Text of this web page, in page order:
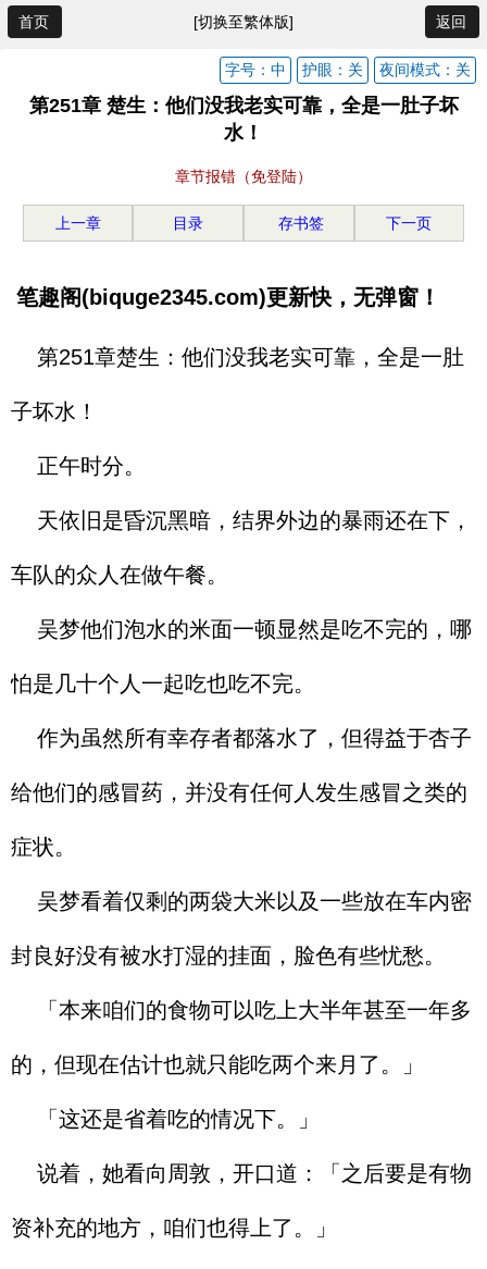
首页 [切换至繁体版] 返回
夜间模式：关
护眼：关
字号：中
第251章 楚生：他们没我老实可靠，全是一肚子坏
水！
章节报错（免登陆）
上一章 目录 存书签 下一页
笔趣阁(biquge2345.com)更新快，无弹窗！
第251章楚生：他们没我老实可靠，全是一肚
子坏水！
正午时分。
天依旧是昏沉黑暗，结界外边的暴雨还在下，
车队的众人在做午餐。
吴梦他们泡水的米面一顿显然是吃不完的，哪
怕是几十个人一起吃也吃不完。
作为虽然所有幸存者都落水了，但得益于杏子
给他们的感冒药，并没有任何人发生感冒之类的
症状。
吴梦看着仅剩的两袋大米以及一些放在车内密
封良好没有被水打湿的挂面，脸色有些忧愁。
「本来咱们的食物可以吃上大半年甚至一年多
的，但现在估计也就只能吃两个来月了。」
「这还是省着吃的情况下。」
说着，她看向周敦，开口道：「之后要是有物
资补充的地方，咱们也得上了。」